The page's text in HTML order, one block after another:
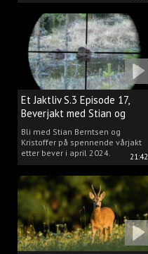
21:42
Et Jaktliv S.3 Episode 17,
Beverjakt med Stian og
Kristoffer
Bli med Stian Berntsen og
Kristoffer på spennende vårjakt
etter bever i april 2024.